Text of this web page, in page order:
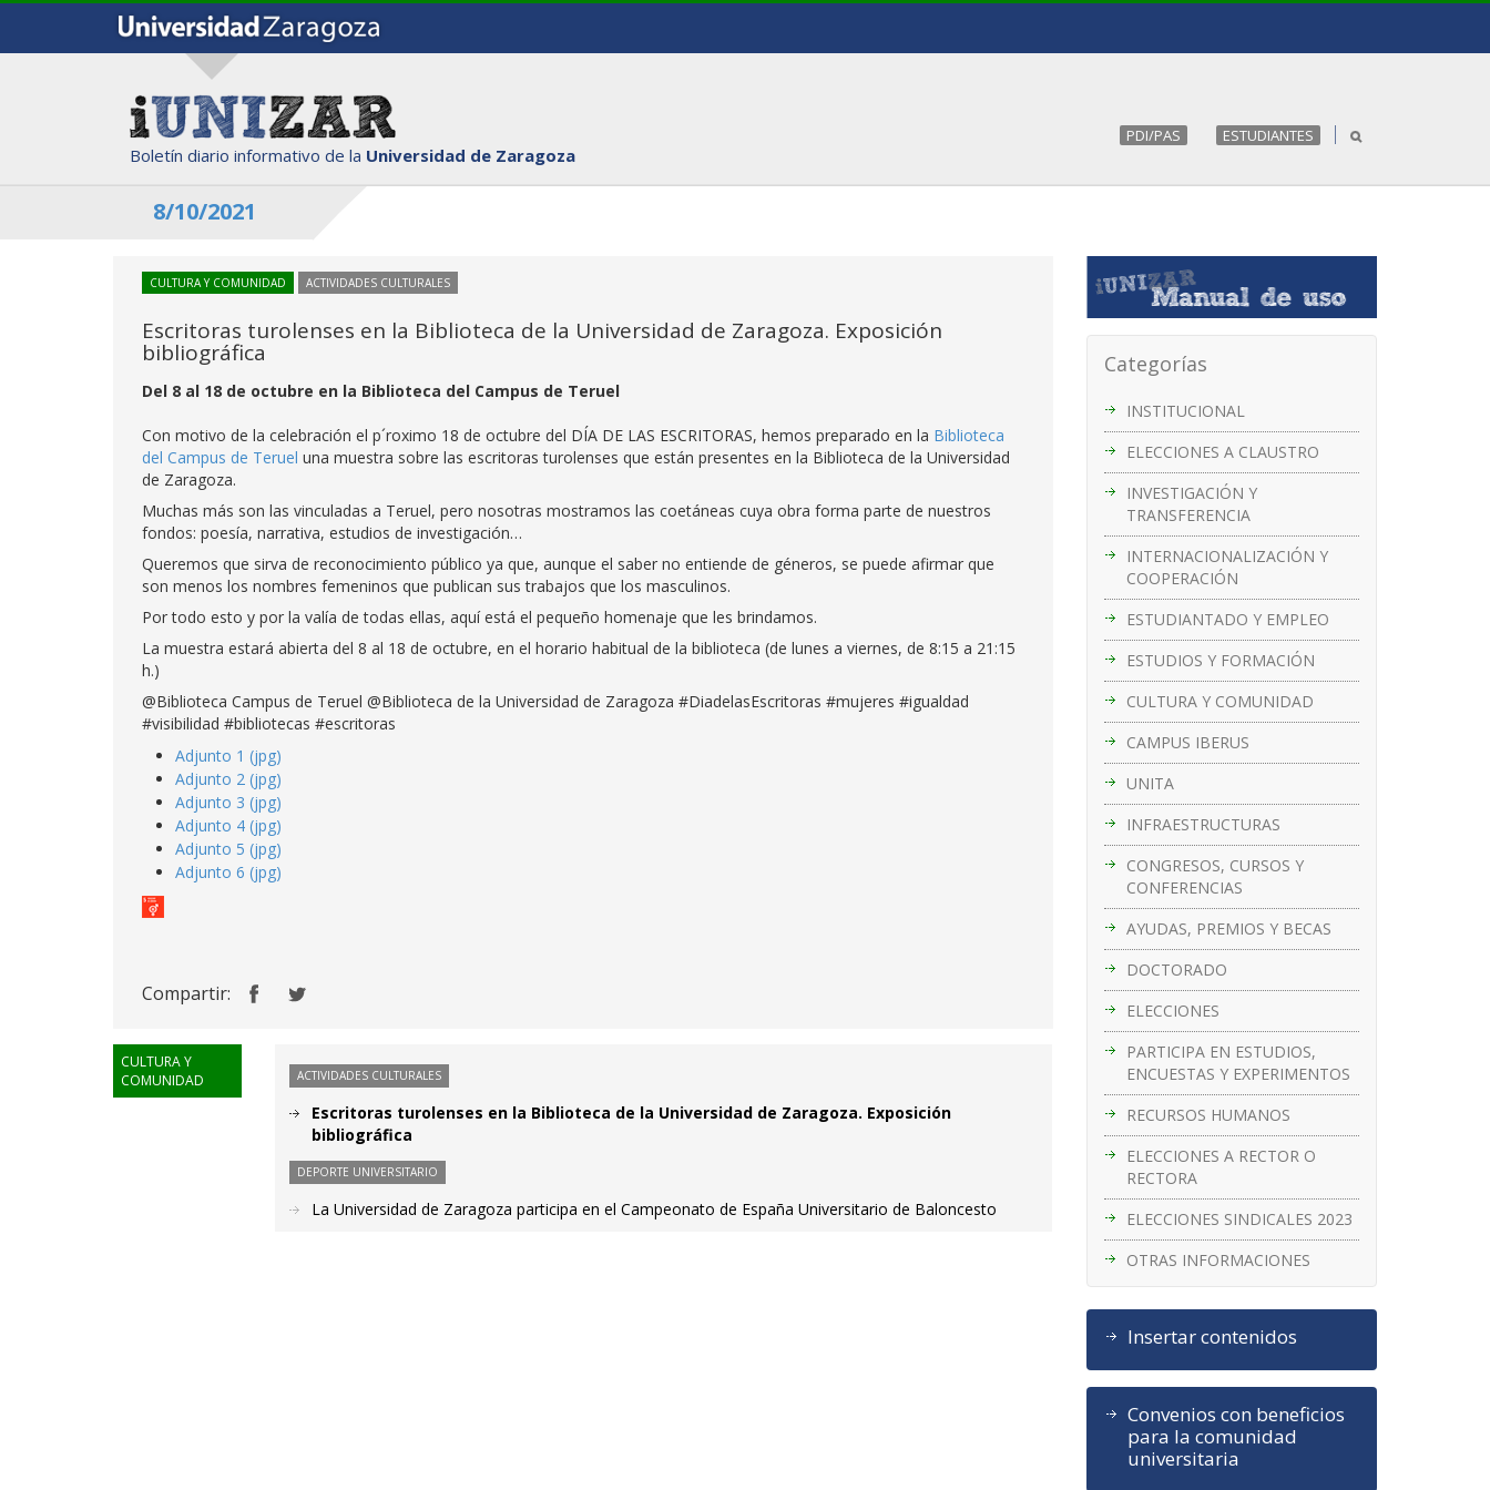
Boletín diario informativo de la Universidad de Zaragoza
PDI/PAS ESTUDIANTES
8/10/2021
Categorías
INSTITUCIONAL
ELECCIONES A CLAUSTRO
INVESTIGACIÓN Y
TRANSFERENCIA
INTERNACIONALIZACIÓN Y
COOPERACIÓN
ESTUDIANTADO Y EMPLEO
ESTUDIOS Y FORMACIÓN
CULTURA Y COMUNIDAD
CAMPUS IBERUS
UNITA
INFRAESTRUCTURAS
CONGRESOS, CURSOS Y
CONFERENCIAS
AYUDAS, PREMIOS Y BECAS
DOCTORADO
ELECCIONES
PARTICIPA EN ESTUDIOS,
ENCUESTAS Y EXPERIMENTOS
RECURSOS HUMANOS
ELECCIONES A RECTOR O
RECTORA
ELECCIONES SINDICALES 2023
OTRAS INFORMACIONES
Insertar contenidos
Convenios con beneficios
para la comunidad
universitaria
CULTURA Y COMUNIDAD ACTIVIDADES CULTURALES
Escritoras turolenses en la Biblioteca de la Universidad de Zaragoza. Exposición
bibliográfica
Del 8 al 18 de octubre en la Biblioteca del Campus de Teruel
Con motivo de la celebración el p´roximo 18 de octubre del DÍA DE LAS ESCRITORAS, hemos preparado en la Biblioteca
del Campus de Teruel una muestra sobre las escritoras turolenses que están presentes en la Biblioteca de la Universidad
de Zaragoza.
Muchas más son las vinculadas a Teruel, pero nosotras mostramos las coetáneas cuya obra forma parte de nuestros
fondos: poesía, narrativa, estudios de investigación…
Queremos que sirva de reconocimiento público ya que, aunque el saber no entiende de géneros, se puede afirmar que
son menos los nombres femeninos que publican sus trabajos que los masculinos.
Por todo esto y por la valía de todas ellas, aquí está el pequeño homenaje que les brindamos.
La muestra estará abierta del 8 al 18 de octubre, en el horario habitual de la biblioteca (de lunes a viernes, de 8:15 a 21:15
h.)
@Biblioteca Campus de Teruel @Biblioteca de la Universidad de Zaragoza #DiadelasEscritoras #mujeres #igualdad
#visibilidad #bibliotecas #escritoras
Adjunto 1 (jpg)
Adjunto 2 (jpg)
Adjunto 3 (jpg)
Adjunto 4 (jpg)
Adjunto 5 (jpg)
Adjunto 6 (jpg)
Compartir:
CULTURA Y
COMUNIDAD
ACTIVIDADES CULTURALES
Escritoras turolenses en la Biblioteca de la Universidad de Zaragoza. Exposición
bibliográfica
DEPORTE UNIVERSITARIO
La Universidad de Zaragoza participa en el Campeonato de España Universitario de Baloncesto